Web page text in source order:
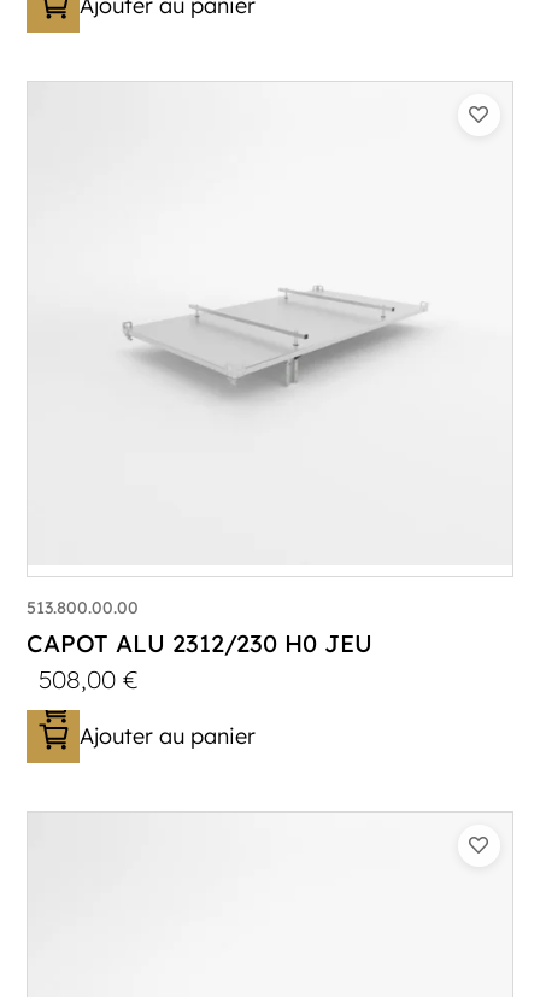
513.800.00.00
CAPOT ALU 2312/230 H0 JEU
508,00€
Ajouter au panier